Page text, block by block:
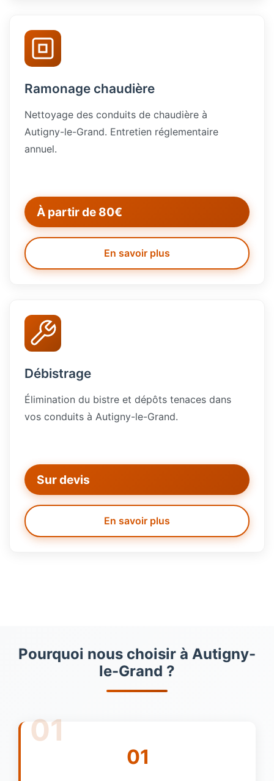
Ramonage chaudière
Nettoyage des conduits de chaudière à
Autigny-le-Grand. Entretien réglementaire
annuel.
À partir de 80€
En savoir plus
Débistrage
Élimination du bistre et dépôts tenaces dans
vos conduits à Autigny-le-Grand.
Sur devis
En savoir plus
Pourquoi nous choisir à Autigny-
le-Grand ?
01